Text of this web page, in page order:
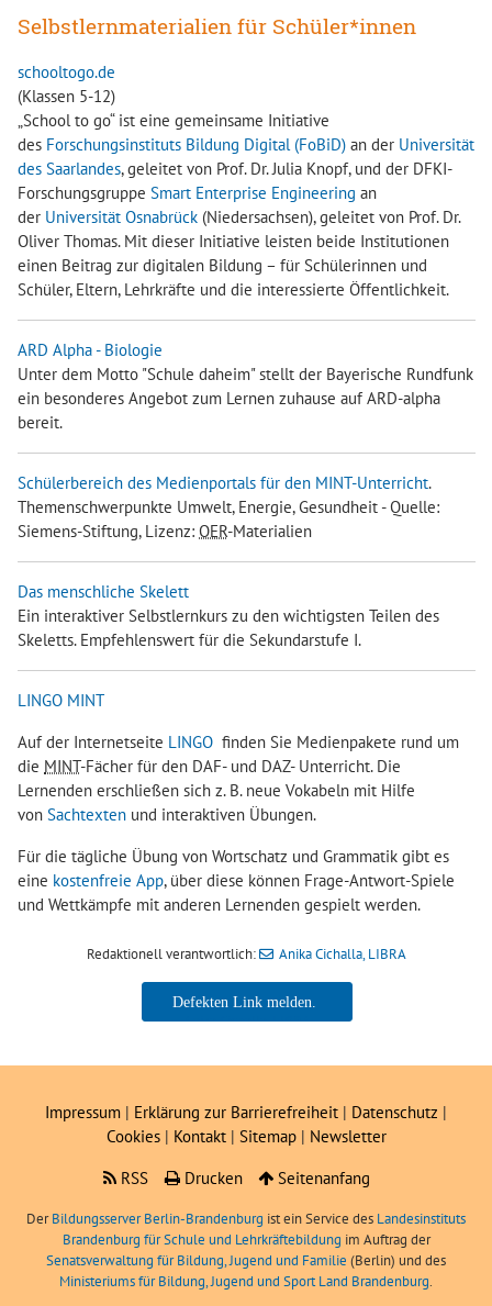
Selbstlernmaterialien für Schüler*innen
schooltogo.de
(Klassen 5-12)
„School to go“ ist eine gemeinsame Initiative
des Forschungsinstituts Bildung Digital (FoBiD) an der Universität
des Saarlandes, geleitet von Prof. Dr. Julia Knopf, und der DFKI-
Forschungsgruppe Smart Enterprise Engineering an
der Universität Osnabrück (Niedersachsen), geleitet von Prof. Dr.
Oliver Thomas. Mit dieser Initiative leisten beide Institutionen
einen Beitrag zur digitalen Bildung – für Schülerinnen und
Schüler, Eltern, Lehrkräfte und die interessierte Öffentlichkeit.
ARD Alpha - Biologie
Unter dem Motto "Schule daheim" stellt der Bayerische Rundfunk
ein besonderes Angebot zum Lernen zuhause auf ARD-alpha
bereit.
Schülerbereich des Medienportals für den MINT-Unterricht.
Themenschwerpunkte Umwelt, Energie, Gesundheit - Quelle:
Siemens-Stiftung, Lizenz: OER-Materialien
Das menschliche Skelett
Ein interaktiver Selbstlernkurs zu den wichtigsten Teilen des
Skeletts. Empfehlenswert für die Sekundarstufe I.
LINGO MINT
Auf der Internetseite LINGO finden Sie Medienpakete rund um
die MINT-Fächer für den DAF- und DAZ- Unterricht. Die
Lernenden erschließen sich z. B. neue Vokabeln mit Hilfe
von Sachtexten und interaktiven Übungen.
Für die tägliche Übung von Wortschatz und Grammatik gibt es
eine kostenfreie App, über diese können Frage-Antwort-Spiele
und Wettkämpfe mit anderen Lernenden gespielt werden.
Redaktionell verantwortlich: Anika Cichalla, LIBRA
Anika Cichalla, LIBRA
Impressum | Erklärung zur Barrierefreiheit | Datenschutz |
Cookies| Kontakt | Sitemap| Newsletter
RSS
Drucken Seitenanfang
DerBildungsserver Berlin-Brandenburg ist ein Service des Landesinstituts
Brandenburg für Schule und Lehrkräftebildung im Auftrag der
Senatsverwaltung für Bildung, Jugend und Familie (Berlin) und des
Ministeriums für Bildung, Jugend und Sport Land Brandenburg.